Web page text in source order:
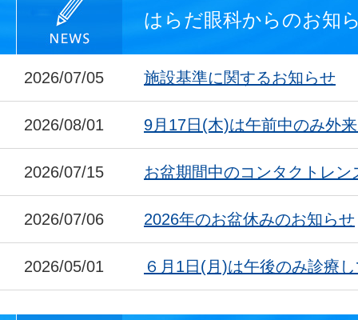
はらだ眼科からのお知
2026/07/05 施設基準に関するお知らせ
2026/08/01 9月17日(木)は午前中のみ外
2026/07/15 お盆期間中のコンタクトレン
2026/07/06 2026年のお盆休みのお知らせ
2026/05/01 ６月1日(月)は午後のみ診療